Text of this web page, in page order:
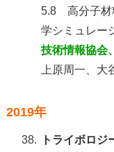
5.8 高分子材
学シミュレー
技術情報協会
上原周一、大
2019年
38.
トライボロジ